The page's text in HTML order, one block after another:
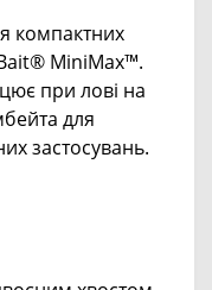
компактних
MiniMax™.
при лові на
для
застосувань.